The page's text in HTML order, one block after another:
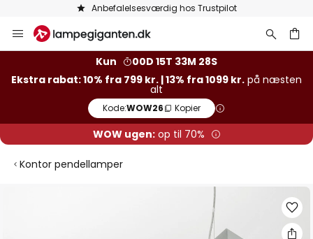
Anbefalelsesværdig hos Trustpilot
to
Kun
00D 15T 33M 27S
Ekstra rabat: 10% fra 799 kr. | 13% fra 1099 kr. på næsten
alt
Kode:WOW26 Kopier
WOW ugen:op til 70%
Kontor pendellamper